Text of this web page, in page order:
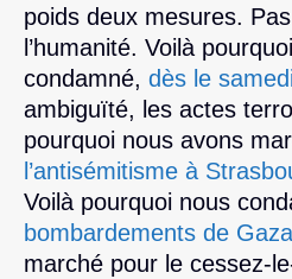
poids deux mesures.
l’humanité. Voilà
condamné, dès le
ambiguïté, les actes
pourquoi nous avons
l’antisémitisme à
Voilà pourquoi nous
bombardements de Gaza
marché pour le cessez-